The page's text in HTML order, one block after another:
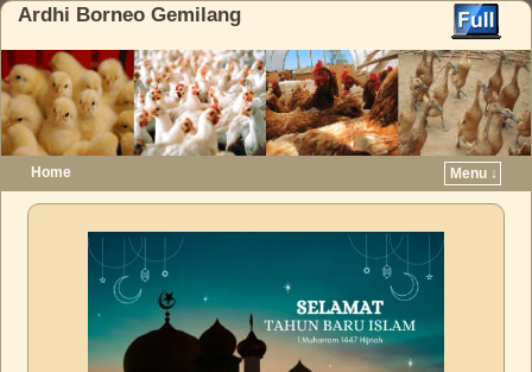
Ardhi Borneo Gemilang
Home
Menu ↓
Skip to primary content
Skip to secondary content